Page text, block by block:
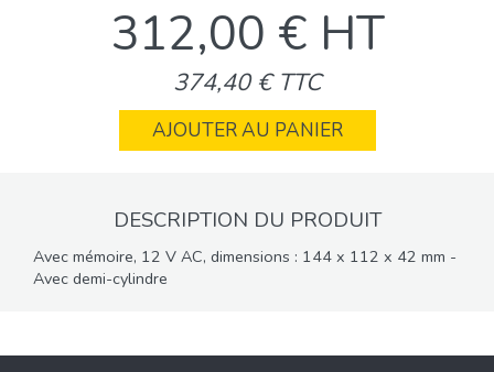
312,00 € HT
374,40 € TTC
AJOUTER AU PANIER
DESCRIPTION DU PRODUIT
Avec mémoire, 12 V AC, dimensions : 144 x 112 x 42 mm -
Avec demi-cylindre